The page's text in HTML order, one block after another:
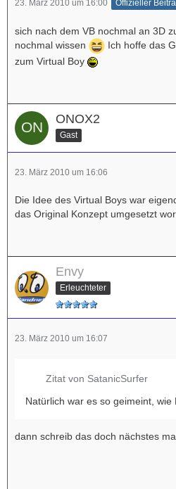
23. März 2010 um 16:00 Offizieller
sich nach dem VB nochmal an 3D
nochmal wissen
Ich hoffe das
zum Virtual Boy
ONOX2
Gast
23. März 2010 um 16:06
Die Idee des Virtual Boys war
das Original Konzept umgesetzt
Envy
Erleuchteter
23. März 2010 um 16:07
Zitat von SatanicSurfer
Natürlich war es so geimeint, wie
dann schreib das doch nächstes